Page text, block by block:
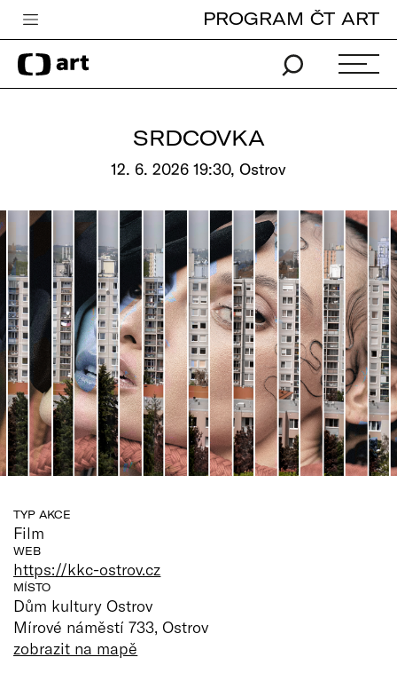
Česká televize
Zpravodajství
Pro děti
edu
Vše o ČT
PROGRAM ČT ART
SRDCOVKA
12. 6. 2026 19:30, Ostrov
TYP AKCE
Film
WEB
https://kkc-ostrov.cz
MÍSTO
Dům kultury Ostrov
Mírové náměstí 733, Ostrov
zobrazit na mapě